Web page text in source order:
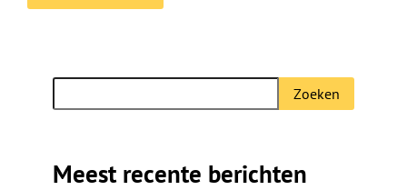
Zoeken
naar:
Meest recente berichten